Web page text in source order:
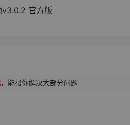
官方版
，能帮你解决大部分问题